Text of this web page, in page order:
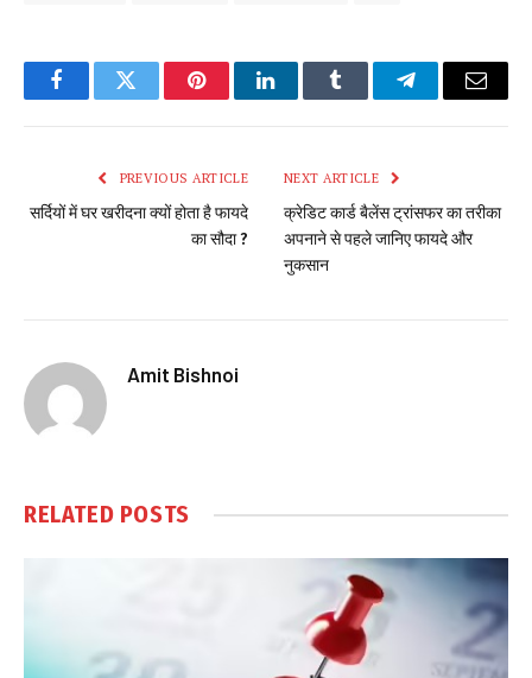
FacebookTwitter PinterestLinkedInTumblr TelegramEmail
PREVIOUS ARTICLE
सर्दियों में घर खरीदना क्यों होता है फायदे
का सौदा ?
NEXT ARTICLE
क्रेडिट कार्ड बैलेंस ट्रांसफर का तरीका
अपनाने से पहले जानिए फायदे और
नुकसान
Amit Bishnoi
RELATED POSTS